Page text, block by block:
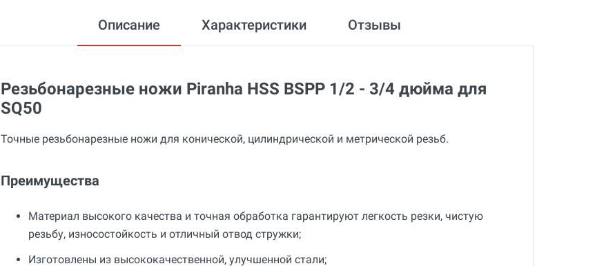
Описание Характеристики Отзывы
Резьбонарезные ножи Piranha HSS BSPP 1/2 - 3/4 дюйма для
SQ50
Точные резьбонарезные ножи для конической, цилиндрической и метрической резьб.
Преимущества
Материал высокого качества и точная обработка гарантируют легкость резки, чистую
резьбу, износостойкость и отличный отвод стружки;
Изготовлены из высококачественной, улучшенной стали;